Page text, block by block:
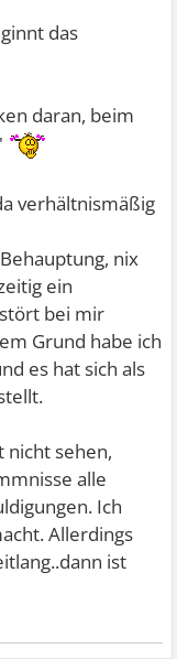
das
daran, beim
verhältnismäßig
nix
ein
bei mir
Grund habe ich
es hat sich als
nicht sehen,
alle
Ich
Allerdings
ist